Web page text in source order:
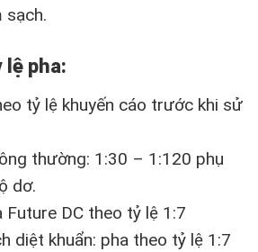
sạch.
lệ pha:
tỷ lệ khuyến cáo trước khi sử
thường: 1:30 – 1:120 phụ
dơ.
Future DC theo tỷ lệ 1:7
diệt khuẩn: pha theo tỷ lệ 1:7